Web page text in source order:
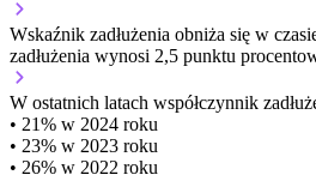
Wskaźnik zadłużenia obniża się w
zadłużenia wynosi 2,5 punktu
W ostatnich latach współczynnik
• 21% w 2024 roku
• 23% w 2023 roku
• 26% w 2022 roku